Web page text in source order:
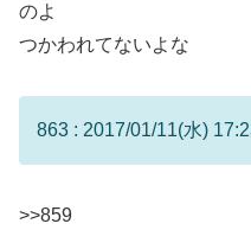
のよ
つかわれてないよな
863 : 2017/01/11(水)
>>859